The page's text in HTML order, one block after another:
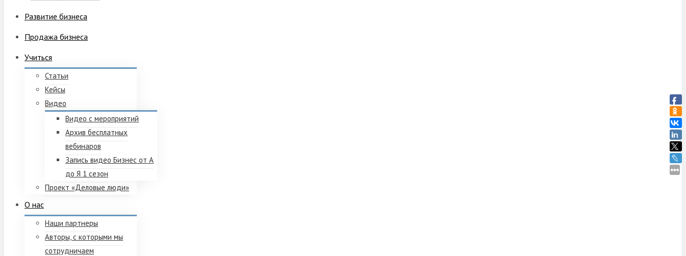
Развитие бизнеса
Продажа бизнеса
Учиться
Статьи
Кейсы
Видео
Видео с мероприятий
Архив бесплатных
вебинаров
Запись видео Бизнес от А
до Я 1 сезон
Проект «Деловые люди»
О нас
Наши партнеры
Авторы, с которыми мы
сотрудничаем